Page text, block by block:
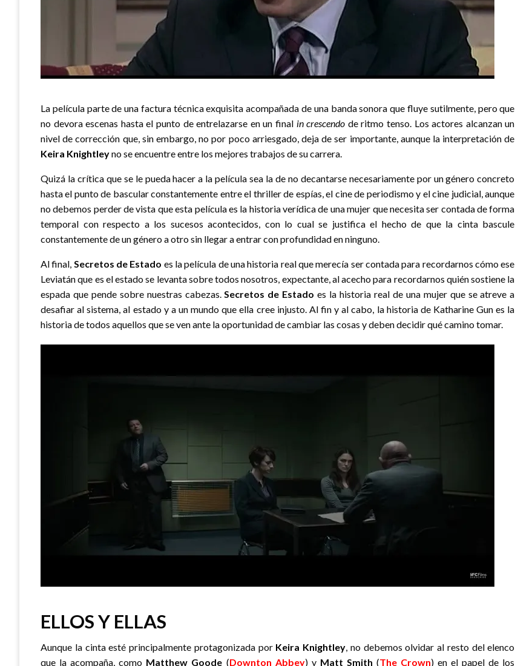
La película parte de una factura técnica exquisita acompañada de una banda sonora que fluye sutilmente, pero que
no devora escenas hasta el punto de entrelazarse en un final in crescendo de ritmo tenso. Los actores alcanzan un
nivel de corrección que, sin embargo, no por poco arriesgado, deja de ser importante, aunque la interpretación de
Keira Knightleyno se encuentre entre los mejores trabajos de su carrera.
Quizá la crítica que se le pueda hacer a la película sea la de no decantarse necesariamente por un género concreto
hasta el punto de bascular constantemente entre el thriller de espías, el cine de periodismo y el cine judicial, aunque
no debemos perder de vista que esta película es la historia verídica de una mujer que necesita ser contada de forma
temporal con respecto a los sucesos acontecidos, con lo cual se justifica el hecho de que la cinta bascule
constantemente de un género a otro sin llegar a entrar con profundidad en ninguno.
Al final, Secretos de Estado es la película de una historia real que merecía ser contada para recordarnos cómo ese
Leviatán que es el estado se levanta sobre todos nosotros, expectante, al acecho para recordarnos quién sostiene la
espada que pende sobre nuestras cabezas.Secretos de Estado es la historia real de una mujer que se atreve a
desafiar al sistema, al estado y a un mundo que ella cree injusto. Al fin y al cabo, la historia de Katharine Gun es la
historia de todos aquellos que se ven ante la oportunidad de cambiar las cosas y deben decidir qué camino tomar.
ELLOS Y ELLAS
Aunque la cinta esté principalmente protagonizada por Keira Knightley, no debemos olvidar al resto del elenco
que la acompaña, como Matthew Goode (Downton Abbey) y Matt Smith (The Crown) en el papel de los